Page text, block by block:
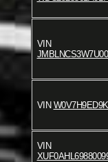
VIN
VIN
VIN